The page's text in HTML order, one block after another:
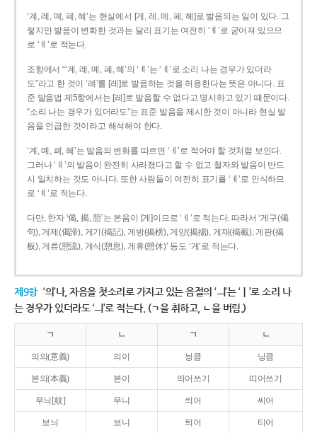
‘계, 례, 몌, 폐, 혜’는 현실에서 [게, 레, 메, 페, 헤]로 발음되는 일이 있다. 그
렇지만 발음이 변화한 것과는 달리 표기는 여전히 ‘ㅖ’로 굳어져 있으므
로 ‘ㅖ’로 적는다.
조항에서 “‘계, 례, 몌, 폐, 혜’의 ‘ㅖ’는 ‘ㅔ’로 소리 나는 경우가 있더라
도”라고 한 것이 ‘례’를 [레]로 발음하는 것을 허용한다는 뜻은 아니다. 표
준 발음법 제5항에서는 [레]로 발음할 수 없다고 명시하고 있기 때문이다.
“소리 나는 경우가 있더라도”는 표준 발음을 제시한 것이 아니라 현실 발
음을 언급한 것이라고 해석해야 한다.
‘계, 몌, 폐, 혜’는 발음의 변화를 따르면 ‘ㅔ’로 적어야 할 것처럼 보인다.
그러나 ‘ㅖ’의 발음이 완전히 사라졌다고 할 수 없고 철자와 발음이 반드
시 일치하는 것도 아니다. 또한 사람들이 여전히 표기를 ‘ㅖ’로 인식하므
로 ‘ㅖ’로 적는다.
다만, 한자 ‘偈, 揭, 憩’는 본음이 [게]이므로 ‘ㅔ’로 적는다. 따라서 ‘게구(偈
句), 게제(偈諦), 게기(揭記), 게방(揭榜), 게양(揭揚), 게재(揭載), 게판(揭
板), 게류(憩流), 게식(憩息), 게휴(憩休)’ 등도 ‘게’로 적는다.
제9항 ‘의’나, 자음을 첫소리로 가지고 있는 음절의 ‘ㅢ’는 ‘ㅣ’로 소리 나
는 경우가 있더라도 ‘ㅢ’로 적는다. (ㄱ을 취하고, ㄴ을 버림.)
ㄱ ㄴ ㄱ ㄴ
의의(意義) 의이 닁큼 닝큼
본의(本義) 본이 띄어쓰기 띠어쓰기
무늬[紋] 무니 씌어 씨어
보늬 보니 틔어 티어